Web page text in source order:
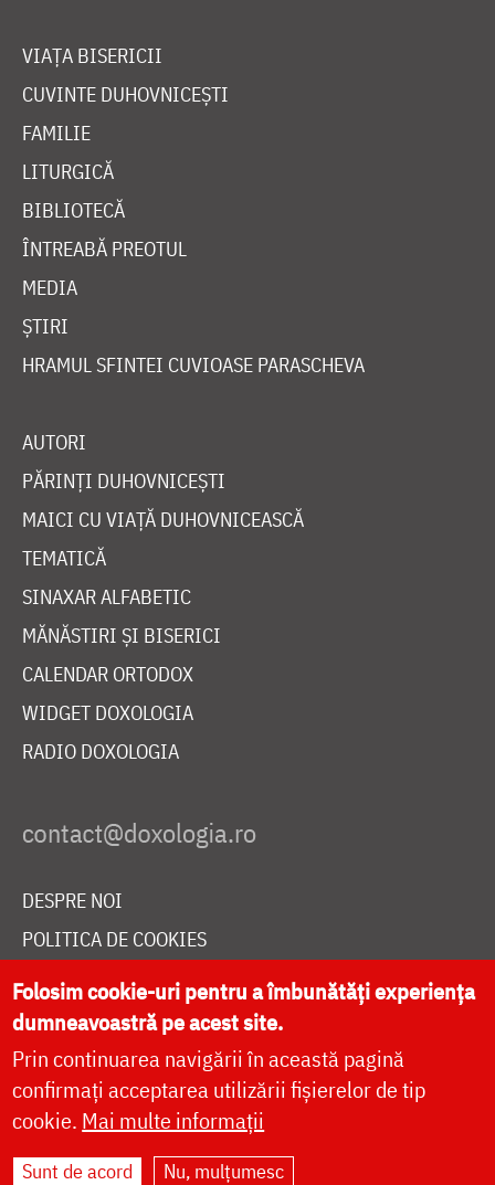
VIAȚA BISERICII
CUVINTE DUHOVNICEȘTI
FAMILIE
LITURGICĂ
BIBLIOTECĂ
ÎNTREABĂ PREOTUL
MEDIA
ȘTIRI
HRAMUL SFINTEI CUVIOASE PARASCHEVA
AUTORI
PĂRINȚI DUHOVNICEȘTI
MAICI CU VIAȚĂ DUHOVNICEASCĂ
TEMATICĂ
SINAXAR ALFABETIC
MĂNĂSTIRI ȘI BISERICI
CALENDAR ORTODOX
WIDGET DOXOLOGIA
RADIO DOXOLOGIA
DESPRE NOI
POLITICA DE COOKIES
DONEAZĂ ONLINE PENTRU CATEDRALA NAȚIONALĂ
LIVE
Site dezvoltat deDOXOLOGIA MEDIA
Folosim cookie-uri pentru a îmbunătăți experiența
dumneavoastră pe acest site.
Prin continuarea navigării în această pagină
confirmați acceptarea utilizării fișierelor de tip
cookie. Mai multe informații
Sunt de acord Nu, mulțumesc